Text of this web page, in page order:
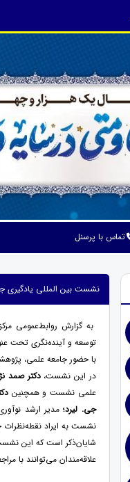
تماس با پرسنل
نشست بین المللی یادگیری
به گزارش روابط‌عمومی
توسعه و آینده‌نگری تحت
با حضور جامعه علمی،
در این نشست،دکتر صمد
علمی نشست و همچنین
جی. لیرد؛
نشست به ایراد نقطه‌نظرات
شایان‌ذکر است که این
علاقه‌مندان می‌توانند با